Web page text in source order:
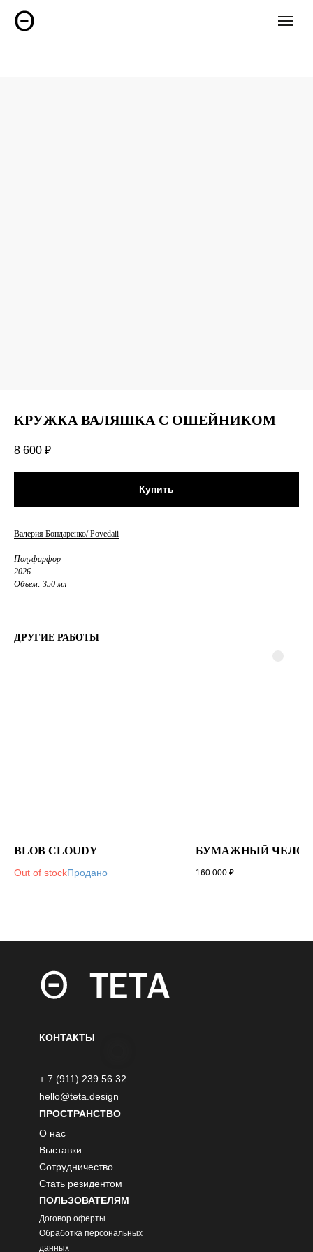
КРУЖКА ВАЛЯШКА С ОШЕЙНИКОМ
8 600 ₽
Купить
Валерия Бондаренко/ Povedaii
Полуфарфор
2026
Объем: 350 мл
ДРУГИЕ РАБОТЫ
BLOB CLOUDY
Out of stock
БУМАЖНЫЙ
160 000 ₽
КОНТАКТЫ
hello@teta.design
+ 7 (911) 239 56 32
ПРОСТРАНСТВО
О нас
Выставки
Сотрудничество
Стать резидентом
ПОЛЬЗОВАТЕЛЯМ
Договор оферты
Обработка персональных
данных